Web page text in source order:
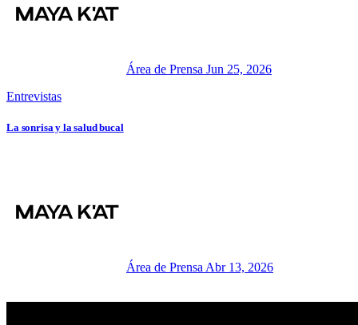
Área de Prensa Jun 25, 2026
Entrevistas
La sonrisa y la salud bucal
Área de Prensa Abr 13, 2026